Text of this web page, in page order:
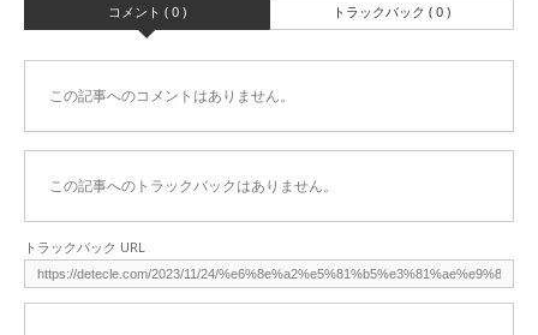
コメント ( 0 ) トラックバック ( 0 )
この記事へのコメントはありません。
この記事へのトラックバックはありません。
トラックバック URL